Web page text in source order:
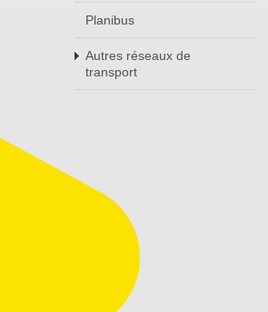
Planibus
Autres réseaux de
transport